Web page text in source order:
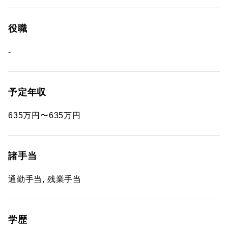
役職
-
予定年収
635万円〜635万円
諸手当
通勤手当, 残業手当
学歴